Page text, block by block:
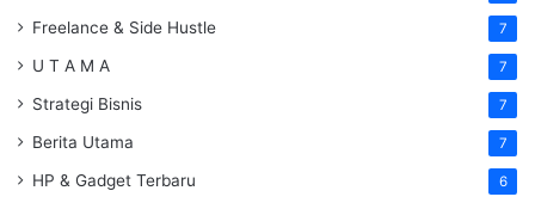
Freelance & Side Hustle 7
U T A M A 7
Strategi Bisnis 7
Berita Utama 7
HP & Gadget Terbaru 6